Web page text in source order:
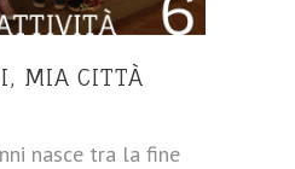
MIA CITTÀ
nasce tra la fine